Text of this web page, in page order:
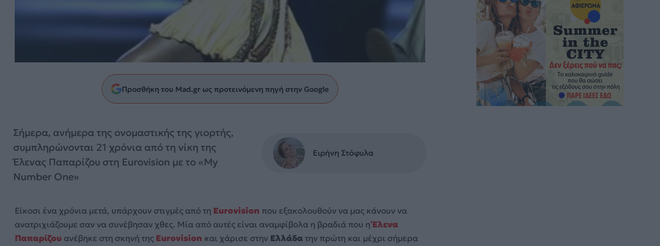
Προσθήκη του Mad.gr ως προτεινόμενη πηγή στην Google
Σήμερα, ανήμερα της ονομαστικής της γιορτής,
συμπληρώνονται 21 χρόνια από τη νίκη της
Έλενας Παπαρίζου στη Eurovision με το «My
Number One»
Ειρήνη Στόφυλα
Είκοσι ένα χρόνια μετά, υπάρχουν στιγμές από τη Eurovision που εξακολουθούν να μας κάνουν να
ανατριχιάζουμε σαν να συνέβησαν χθες. Μία από αυτές είναι αναμφίβολα η βραδιά που ηΈλενα
Παπαρίζου ανέβηκε στη σκηνή της Eurovision και χάρισε στην Ελλάδα την πρώτη και μέχρι σήμερα